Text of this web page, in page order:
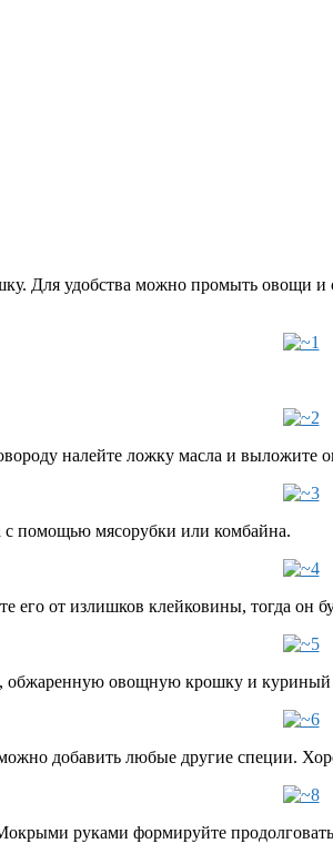
Для удобства можно промыть овощи
налейте ложку масла и
с помощью мясорубки или комбайна.
его от излишков клейковины, тогда он
обжаренную овощную крошку и
добавить любые другие специи.
руками формируйте